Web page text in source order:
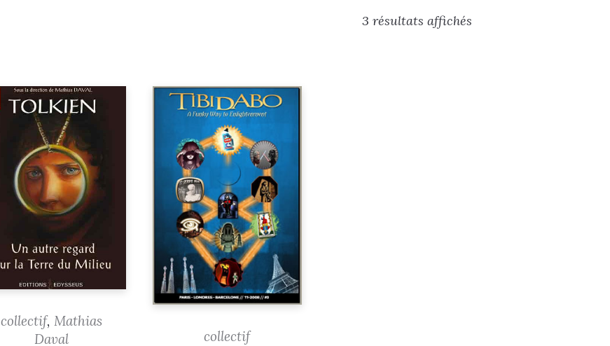
3 résultats affichés
collectif, Mathias
Daval
collectif